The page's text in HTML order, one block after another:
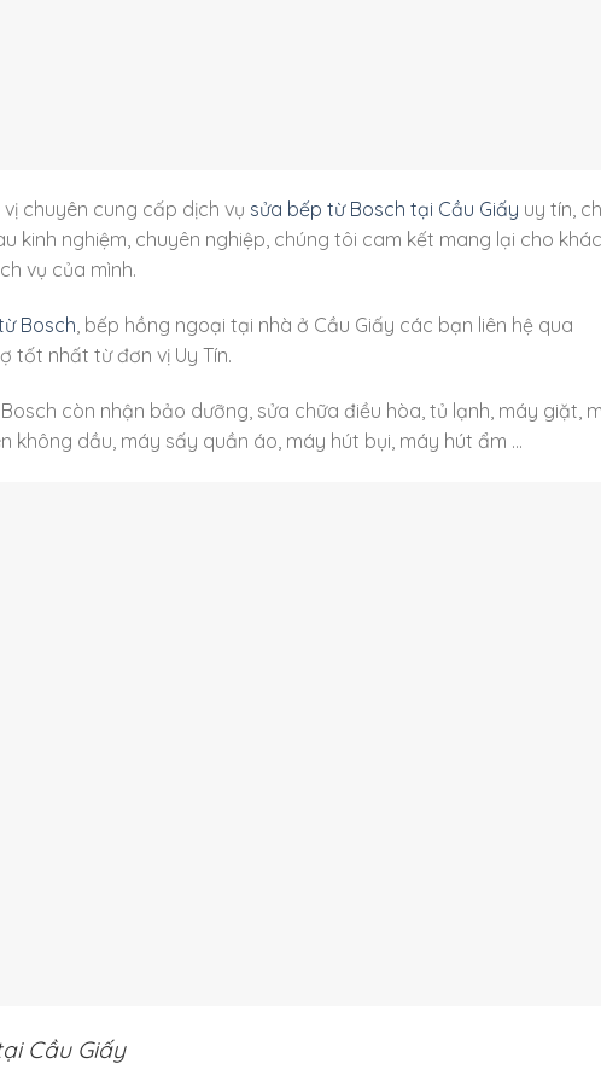
chuyên cung cấp dịch vụ sửa bếp từ Bosch tại Cầu Giấy uy tín,
kinh nghiệm, chuyên nghiệp, chúng tôi cam kết mang lại cho
vụ của mình.
Bosch, bếp hồng ngoại tại nhà ở Cầu Giấy các bạn liên hệ qua
tốt nhất từ đơn vị Uy Tín.
còn nhận bảo dưỡng, sửa chữa điều hòa, tủ lạnh, máy giặt,
không dầu, máy sấy quần áo, máy hút bụi, máy hút ẩm …
Cầu Giấy